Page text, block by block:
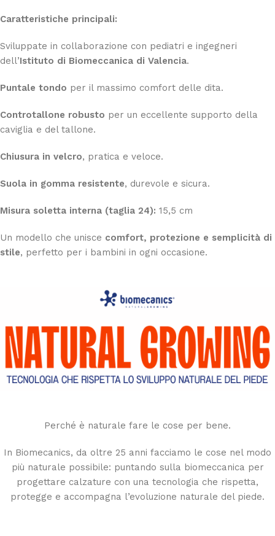
Caratteristiche principali:
Sviluppate in collaborazione con pediatri e ingegneri
dell’Istituto di Biomeccanica di Valencia.
Puntale tondo per il massimo comfort delle dita.
Controtallone robusto per un eccellente supporto della
caviglia e del tallone.
Chiusura in velcro, pratica e veloce.
Suola in gomma resistente, durevole e sicura.
Misura soletta interna (taglia 24): 15,5 cm
Un modello che unisce comfort, protezione e semplicità di
stile, perfetto per i bambini in ogni occasione.
Perché è naturale fare le cose per bene.
In Biomecanics, da oltre 25 anni facciamo le cose nel modo
più naturale possibile: puntando sulla biomeccanica per
progettare calzature con una tecnologia che rispetta,
protegge e accompagna l’evoluzione naturale del piede.